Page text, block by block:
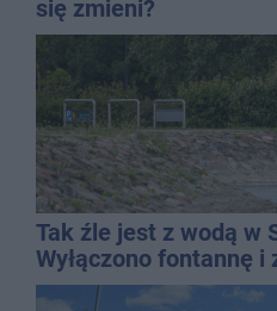
się zmieni?
Tak źle jest z wodą w
Wyłączono fontannę i
dolewkę